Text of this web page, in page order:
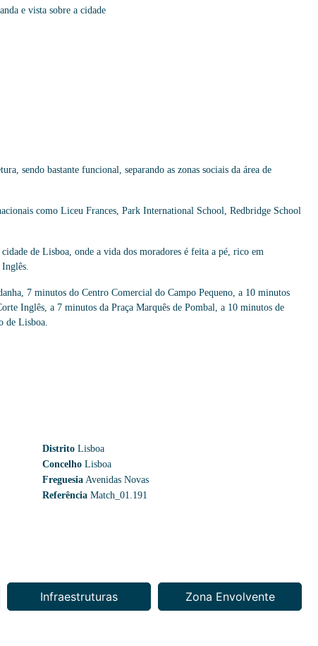
e vista sobre a cidade
sendo bastante funcional, separando as zonas sociais da área de
como Liceu Frances, Park International School, Redbridge School
de Lisboa, onde a vida dos moradores é feita a pé, rico em
7 minutos do Centro Comercial do Campo Pequeno, a 10 minutos
Inglês, a 7 minutos da Praça Marquês de Pombal, a 10 minutos de
de Lisboa.
Distrito Lisboa
Concelho Lisboa
Freguesia Avenidas Novas
Referência Match_01.191
Infraestruturas Zona Envolvente